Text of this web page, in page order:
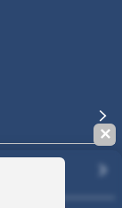
✕